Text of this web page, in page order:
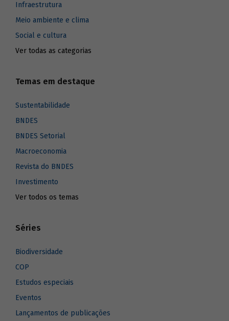
Infraestrutura
Meio ambiente e clima
Social e cultura
Ver todas as categorias
Temas em destaque
Sustentabilidade
BNDES
BNDES Setorial
Macroeconomia
Revista do BNDES
Investimento
Ver todos os temas
Séries
Biodiversidade
COP
Estudos especiais
Eventos
Lançamentos de publicações